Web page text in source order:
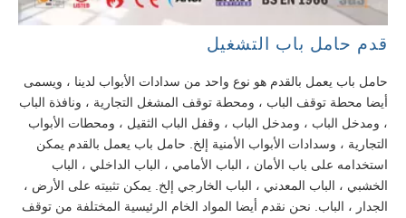
قدم حامل باب التشغيل
حامل باب يعمل بالقدم هو نوع واحد من سدادات الأبواب لدينا ، ويسمى
أيضا محطة توقف الباب ، ومحطة توقف المشغل التجارية ، ونافذة الباب
، ومدخل الباب ، ومدخل الباب ، وقفل الباب الثقيل ، ومحطات الأبواب
التجارية ، وسدادات الأبواب الأمنية إلخ. حامل باب يعمل بالقدم يمكن
استخدامه على باب الأمان ، الباب الأمامي ، الباب الداخلي ، الباب
الخشبي ، الباب المعدني ، الباب الخارجي إلخ. يمكن تثبيته على الأرض ،
الجدار ، الباب. نحن نقدم أيضا المواد الخام الرئيسية المختلفة من توقف